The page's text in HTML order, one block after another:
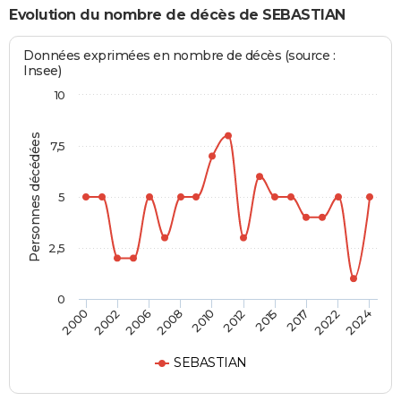
Evolution du nombre de décès de SEBASTIAN
Personnes décédées
Données exprimées en nombre de décès (source :
Insee)
SEBASTIAN
2000 200220062008 2010 2012 2015 2017 20222024
0
10
2,5
5
7,5